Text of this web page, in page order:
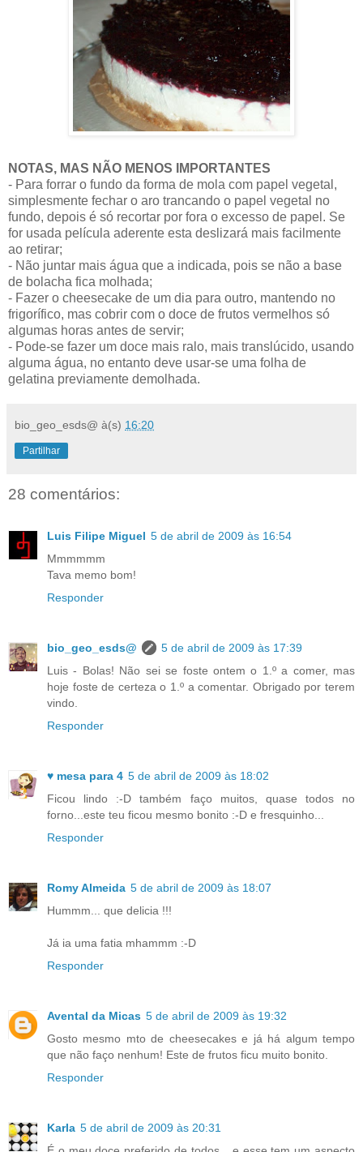
NOTAS, MAS NÃO MENOS IMPORTANTES
- Para forrar o fundo da forma de mola com papel vegetal,
simplesmente fechar o aro trancando o papel vegetal no
fundo, depois é só recortar por fora o excesso de papel. Se
for usada película aderente esta deslizará mais facilmente
ao retirar;
- Não juntar mais água que a indicada, pois se não a base
de bolacha fica molhada;
- Fazer o cheesecake de um dia para outro, mantendo no
frigorífico, mas cobrir com o doce de frutos vermelhos só
algumas horas antes de servir;
- Pode-se fazer um doce mais ralo, mais translúcido, usando
alguma água, no entanto deve usar-se uma folha de
gelatina previamente demolhada.
bio_geo_esds@ à(s) 16:20
Partilhar
28 comentários:
Luis Filipe Miguel 5 de abril de 2009 às 16:54
Mmmmmm
Tava memo bom!
Responder
bio_geo_esds@
5 de abril de 2009 às 17:39
Luis - Bolas! Não sei se foste ontem o 1.º a comer, mas
hoje foste de certeza o 1.º a comentar. Obrigado por terem
vindo.
Responder
♥ mesa para 4 5 de abril de 2009 às 18:02
Ficou lindo :-D também faço muitos, quase todos no
forno...este teu ficou mesmo bonito :-D e fresquinho...
Responder
Romy Almeida 5 de abril de 2009 às 18:07
Hummm... que delicia !!!
Já ia uma fatia mhammm :-D
Responder
Avental da Micas 5 de abril de 2009 às 19:32
Gosto mesmo mto de cheesecakes e já há algum tempo
que não faço nenhum! Este de frutos ficu muito bonito.
Responder
Karla 5 de abril de 2009 às 20:31